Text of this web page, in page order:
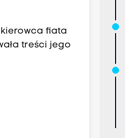
kierowca fiata
treści jego